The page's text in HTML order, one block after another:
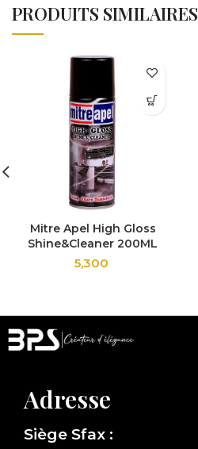
PRODUITS SIMILAIRES
Mitre Apel High Gloss
Shine&Cleaner 200ML
5,300
Adresse
Siège Sfax :